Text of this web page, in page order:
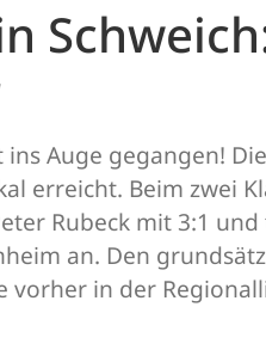
ins Auge gegangen!
erreicht. Beim zwei
Rubeck mit 3:1
an. Den
vorher in der